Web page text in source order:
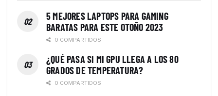
5 MEJORES LAPTOPS PARA GAMING
BARATAS PARA ESTE OTOÑO 2023
0 COMPARTIDOS
¿QUÉ PASA SI MI GPU LLEGA A LOS 80
GRADOS DE TEMPERATURA?
0 COMPARTIDOS